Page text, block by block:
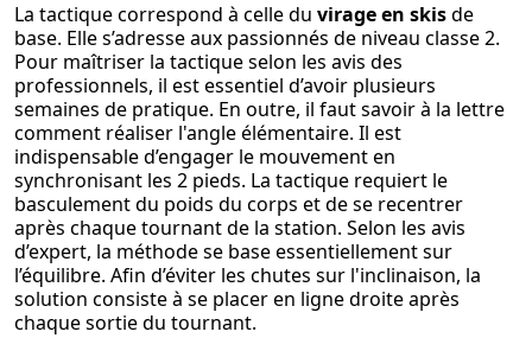
La tactique correspond à celle du virage en skisde
base. Elle s’adresse aux passionnés de niveau classe 2.
Pour maîtriser la tactique selon les avis des
professionnels, il est essentiel d’avoir plusieurs
semaines de pratique. En outre, il faut savoir à la lettre
comment réaliser l'angle élémentaire. Il est
indispensable d’engager le mouvement en
synchronisant les 2 pieds. La tactique requiert le
basculement du poids du corps et de se recentrer
après chaque tournant de la station. Selon les avis
d’expert, la méthode se base essentiellement sur
l’équilibre. Afin d’éviter les chutes sur l'inclinaison, la
solution consiste à se placer en ligne droite après
chaque sortie du tournant.